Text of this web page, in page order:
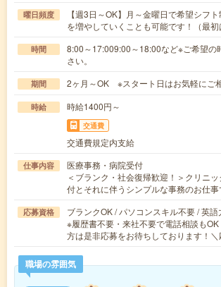
曜日頻度
【週3日～OK】月～金曜日で希望シフ
を増やしていくことも可能です！（最初
時間
8:00～17:009:00～18:00など※ご希望の
さい。
期間 2ヶ月～OK ※スタート日はお気軽にご
時給 時給1400円～
交通費
交通費規定内支給
仕事内容
医療事務・病院受付
＜ブランク・社会復帰歓迎！＞クリニ
付とそれに伴うシンプルな事務のお仕
応募資格
ブランクOK / パソコンスキル不要 / 英語
※履歴書不要・来社不要で電話相談も
方は是非応募をお待ちしております！
職場の雰囲気